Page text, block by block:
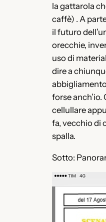
la gattarola
caffè) . A
il futuro
orecchie,
uso di
dire a
forse
cellullare
fa, vecchio di
spalla.
Sotto: